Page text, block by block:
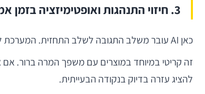
3. חיזוי התנהגות ואופטימיזציה בזמן אמת
כאן AI עובר משלב התגובה לשלב התחזית. המערכת לא רק רואה מה המשתמש עשה, אלא מנסה להעריך מה הוא עומד לעשות: לנטוש, לרכוש, לחזור, להיתקע, או לעבור למסך אחר.
זה קריטי במיוחד במוצרים עם משפך המרה ברור.
להציג עזרה בדיוק בנקודה הבעייתית.